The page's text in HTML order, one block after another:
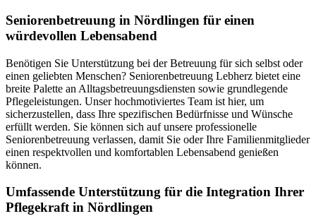
Senioren­betreuung in Nördlingen für einen
würdevollen Lebensabend
Benötigen Sie Unterstützung bei der Betreuung für sich selbst oder
einen geliebten Menschen? Seniorenbetreuung Lebherz bietet eine
breite Palette an Alltagsbetreuungsdiensten sowie grundlegende
Pflegeleistungen. Unser hochmotiviertes Team ist hier, um
sicherzustellen, dass Ihre spezifischen Bedürfnisse und Wünsche
erfüllt werden. Sie können sich auf unsere professionelle
Seniorenbetreuung verlassen, damit Sie oder Ihre Familienmitglieder
einen respektvollen und komfortablen Lebensabend genießen
können.
Umfassende Unterstützung für die Integration Ihrer
Pflegekraft in Nördlingen